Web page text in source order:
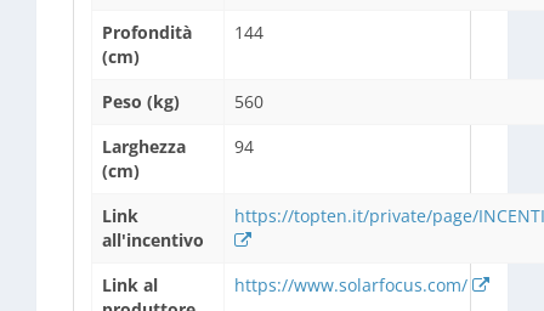
Profondità
(cm)
144
Peso (kg)
560
Larghezza
(cm)
94
Link
all'incentivo
https://topten.it/private/page/
Link al
https://www.solarfocus.com/